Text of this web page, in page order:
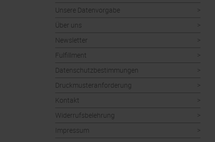
Unsere Datenvorgabe
Über uns
Newsletter
Fulfillment
Datenschutzbestimmungen
Druckmusteranforderung
Kontakt
Widerrufsbelehrung
Impressum